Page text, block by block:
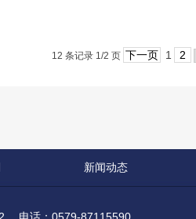
12 条记录 1/2 页 下一页 1 2
新闻动态